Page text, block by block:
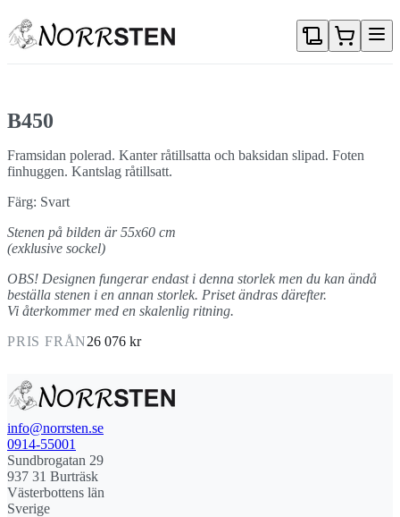
B450
Framsidan polerad. Kanter råtillsatta och baksidan slipad. Foten
finhuggen. Kantslag råtillsatt.
Färg: Svart
Stenen på bilden är 55x60 cm
(exklusive sockel)
OBS! Designen fungerar endast i denna storlek men du kan ändå
beställa stenen i en annan storlek. Priset ändras därefter.
Vi återkommer med en skalenlig ritning.
PRIS FRÅN26 076 kr
info@norrsten.se
0914-55001
Sundbrogatan 29
937 31 Burträsk
Västerbottens län
Sverige